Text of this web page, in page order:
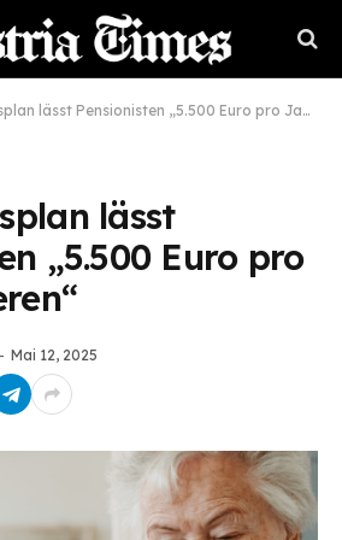
lässt Pensionisten „5.500 Euro pro Jahr verlieren“
lässt
„5.500 Euro pro
Mai 12, 2025